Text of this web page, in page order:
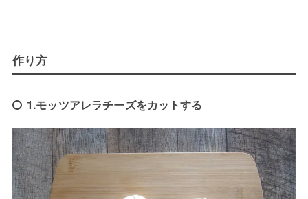
作り方
1.モッツアレラチーズをカットする